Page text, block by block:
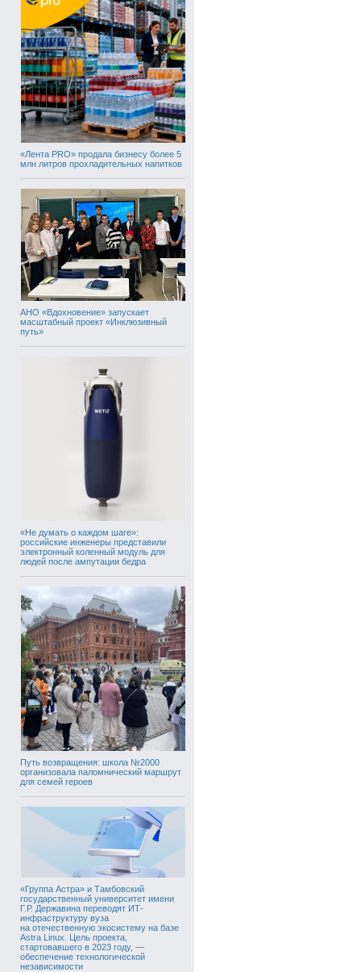
«Лента PRO» продала бизнесу более 5
млн литров прохладительных напитков
АНО «Вдохновение» запускает
масштабный проект «Инклюзивный
путь»
«Не думать о каждом шаге»:
российские инженеры представили
электронный коленный модуль для
людей после ампутации бедра
Путь возвращения: школа №2000
организовала паломнический маршрут
для семей героев
«Группа Астра» и Тамбовский
государственный университет имени
Г.Р. Державина переводят ИТ-
инфраструктуру вуза
на отечественную экосистему на базе
Astra Linux. Цель проекта,
стартовавшего в 2023 году, —
обеспечение технологической
независимости